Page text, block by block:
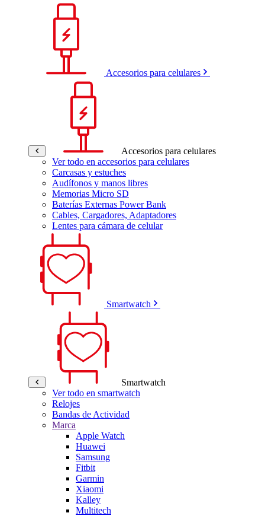
Accesorios para celulares
Accesorios para celulares
Ver todo en accesorios para celulares
Carcasas y estuches
Audífonos y manos libres
Memorias Micro SD
Baterías Externas Power Bank
Cables, Cargadores, Adaptadores
Lentes para cámara de celular
Smartwatch
Smartwatch
Ver todo en smartwatch
Relojes
Bandas de Actividad
Marca
Apple Watch
Huawei
Samsung
Fitbit
Garmin
Xiaomi
Kalley
Multitech